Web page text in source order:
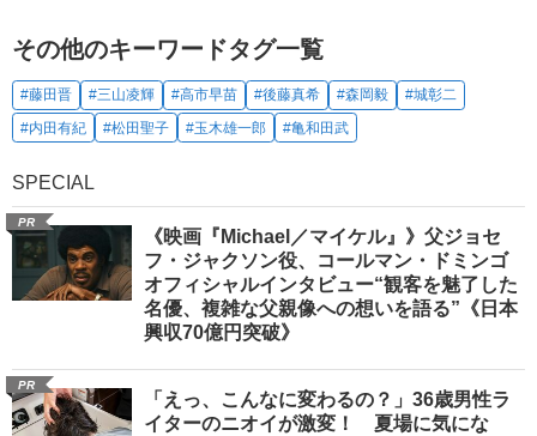
その他のキーワードタグ一覧
#藤田晋 #三山凌輝 #高市早苗 #後藤真希 #森岡毅
#城彰二
#内田有紀
#松田聖子 #玉木雄一郎 #亀和田武
SPECIAL
PR
《映画『Michael／マイケル』》父ジョセ
フ・ジャクソン役、コールマン・ドミンゴ
オフィシャルインタビュー“観客を魅了した
名優、複雑な父親像への想いを語る”《日本
興収70億円突破》
PR
「えっ、こんなに変わるの？」36歳男性ラ
イターのニオイが激変！ 夏場に気にな